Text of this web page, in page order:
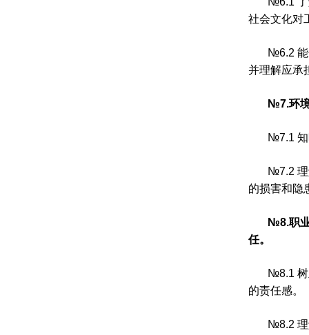
社会文化对
№6.2
并理解应承
№7.环
№7.1
№7.2
的损害和隐
№8.职
任。
№8.1
的责任感。
№8.2